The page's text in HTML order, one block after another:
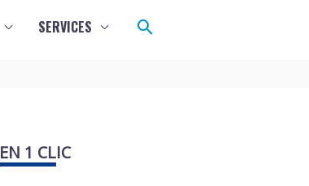
SERVICES Rechercher
EN 1 CLIC